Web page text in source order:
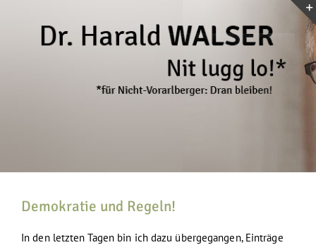
Demokratie und Regeln!
In den letzten Tagen bin ich dazu übergegangen, Einträge